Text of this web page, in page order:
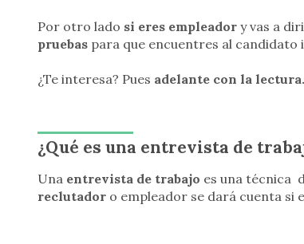
Por otro lado si eres empleadory vas a
pruebaspara que encuentres al candidato
¿Te interesa? Pues adelante con la lectura.
¿Qué es una entrevista de
Una entrevista de trabajo es una técnica
reclutadoro empleador se dará cuenta si